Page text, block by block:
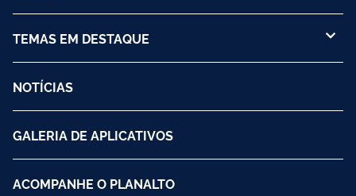
TEMAS EM DESTAQUE
NOTÍCIAS
GALERIA DE APLICATIVOS
ACOMPANHE O PLANALTO